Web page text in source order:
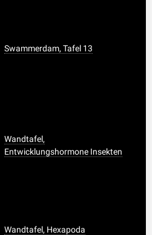
Swammerdam, Tafel 13
Wandtafel,
Entwicklungshormone Insekten
Wandtafel, Hexapoda